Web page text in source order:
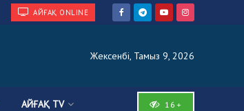
АЙҒАҚ ONLINE
Жексенбі, Тамыз 9, 2026
АЙҒАҚ TV 16+